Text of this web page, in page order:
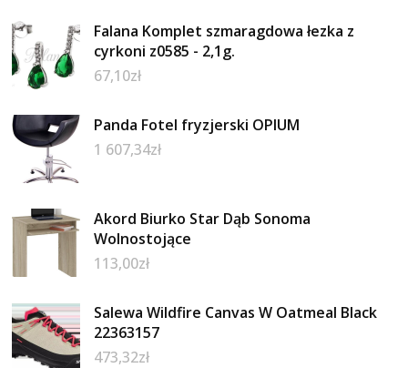
Falana Komplet szmaragdowa łezka z
cyrkoni z0585 - 2,1g.
67,10zł
Panda Fotel fryzjerski OPIUM
1 607,34zł
Akord Biurko Star Dąb Sonoma
Wolnostojące
113,00zł
Salewa Wildfire Canvas W Oatmeal Black
22363157
473,32zł